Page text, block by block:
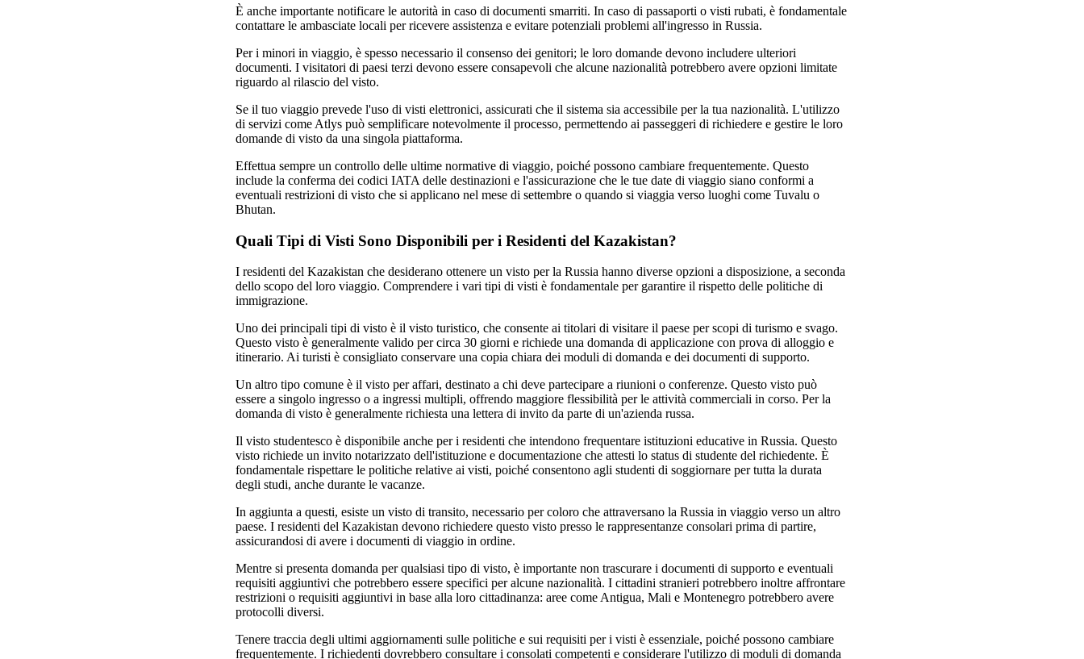
È anche importante notificare le autorità in caso di documenti smarriti. In caso di passaporti o visti rubati, è fondamentale
contattare le ambasciate locali per ricevere assistenza e evitare potenziali problemi all'ingresso in Russia.
Per i minori in viaggio, è spesso necessario il consenso dei genitori; le loro domande devono includere ulteriori
documenti. I visitatori di paesi terzi devono essere consapevoli che alcune nazionalità potrebbero avere opzioni limitate
riguardo al rilascio del visto.
Se il tuo viaggio prevede l'uso di visti elettronici, assicurati che il sistema sia accessibile per la tua nazionalità. L'utilizzo
di servizi come Atlys può semplificare notevolmente il processo, permettendo ai passeggeri di richiedere e gestire le loro
domande di visto da una singola piattaforma.
Effettua sempre un controllo delle ultime normative di viaggio, poiché possono cambiare frequentemente. Questo
include la conferma dei codici IATA delle destinazioni e l'assicurazione che le tue date di viaggio siano conformi a
eventuali restrizioni di visto che si applicano nel mese di settembre o quando si viaggia verso luoghi come Tuvalu o
Bhutan.
Quali Tipi di Visti Sono Disponibili per i Residenti del Kazakistan?
I residenti del Kazakistan che desiderano ottenere un visto per la Russia hanno diverse opzioni a disposizione, a seconda
dello scopo del loro viaggio. Comprendere i vari tipi di visti è fondamentale per garantire il rispetto delle politiche di
immigrazione.
Uno dei principali tipi di visto è il visto turistico, che consente ai titolari di visitare il paese per scopi di turismo e svago.
Questo visto è generalmente valido per circa 30 giorni e richiede una domanda di applicazione con prova di alloggio e
itinerario. Ai turisti è consigliato conservare una copia chiara dei moduli di domanda e dei documenti di supporto.
Un altro tipo comune è il visto per affari, destinato a chi deve partecipare a riunioni o conferenze. Questo visto può
essere a singolo ingresso o a ingressi multipli, offrendo maggiore flessibilità per le attività commerciali in corso. Per la
domanda di visto è generalmente richiesta una lettera di invito da parte di un'azienda russa.
Il visto studentesco è disponibile anche per i residenti che intendono frequentare istituzioni educative in Russia. Questo
visto richiede un invito notarizzato dell'istituzione e documentazione che attesti lo status di studente del richiedente. È
fondamentale rispettare le politiche relative ai visti, poiché consentono agli studenti di soggiornare per tutta la durata
degli studi, anche durante le vacanze.
In aggiunta a questi, esiste un visto di transito, necessario per coloro che attraversano la Russia in viaggio verso un altro
paese. I residenti del Kazakistan devono richiedere questo visto presso le rappresentanze consolari prima di partire,
assicurandosi di avere i documenti di viaggio in ordine.
Mentre si presenta domanda per qualsiasi tipo di visto, è importante non trascurare i documenti di supporto e eventuali
requisiti aggiuntivi che potrebbero essere specifici per alcune nazionalità. I cittadini stranieri potrebbero inoltre affrontare
restrizioni o requisiti aggiuntivi in base alla loro cittadinanza: aree come Antigua, Mali e Montenegro potrebbero avere
protocolli diversi.
Tenere traccia degli ultimi aggiornamenti sulle politiche e sui requisiti per i visti è essenziale, poiché possono cambiare
frequentemente. I richiedenti dovrebbero consultare i consolati competenti e considerare l'utilizzo di moduli di domanda